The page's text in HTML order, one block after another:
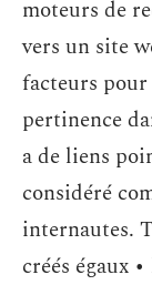
moteurs de
vers un site
facteurs
pertinence
a de liens
considéré
internautes.
créés égaux